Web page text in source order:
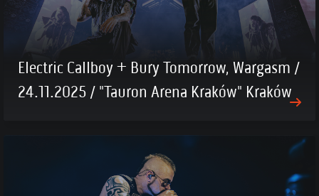
Electric Callboy + Bury Tomorrow, Wargasm /
24.11.2025 / "Tauron Arena Kraków" Kraków